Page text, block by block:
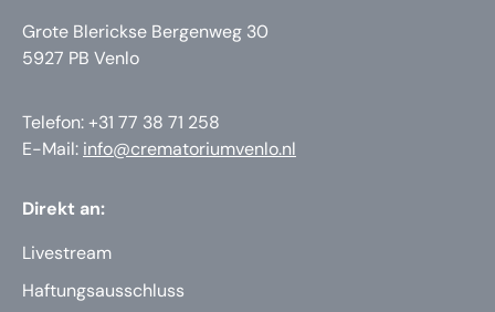
Grote Blerickse Bergenweg 30
5927 PB Venlo
Telefon: +31 77 38 71 258
E-Mail: info@crematoriumvenlo.nl
Direkt an:
Livestream
Haftungsausschluss